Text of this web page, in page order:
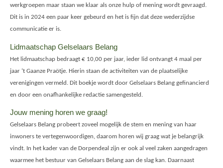
werkgroepen maar staan we klaar als onze hulp of mening wordt gevraagd.
Dit is in 2024 een paar keer gebeurd en het is fijn dat deze wederzijdse
communicatie er is.
Lidmaatschap Gelselaars Belang
Het lidmaatschap bedraagt € 10,00 per jaar, ieder lid ontvangt 4 maal per
jaar ‘t Gaanze Praötje. Hierin staan de activiteiten van de plaatselijke
verenigingen vermeld. Dit boekje wordt door Gelselaars Belang gefinancierd
en door een onafhankelijke redactie samengesteld.
Jouw mening horen we graag!
Gelselaars Belang probeert zoveel mogelijk de stem en mening van haar
inwoners te vertegenwoordigen, daarom horen wij graag wat je belangrijk
vindt. In het kader van de Dorpendeal zijn er ook al veel zaken aangedragen
waarmee het bestuur van Gelselaars Belang aan de slag kan. Daarnaast